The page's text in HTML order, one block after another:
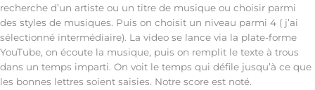
recherche d’un artiste ou un titre de musique ou choisir parmi
des styles de musiques. Puis on choisit un niveau parmi 4 ( j’ai
sélectionné intermédiaire). La video se lance via la plate-forme
YouTube, on écoute la musique, puis on remplit le texte à trous
dans un temps imparti. On voit le temps qui défile jusqu’à ce que
les bonnes lettres soient saisies. Notre score est noté.